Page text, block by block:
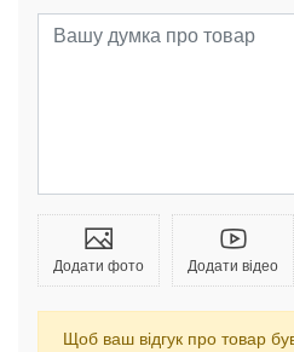
Додати фото Додати відео
Щоб ваш відгук про товар